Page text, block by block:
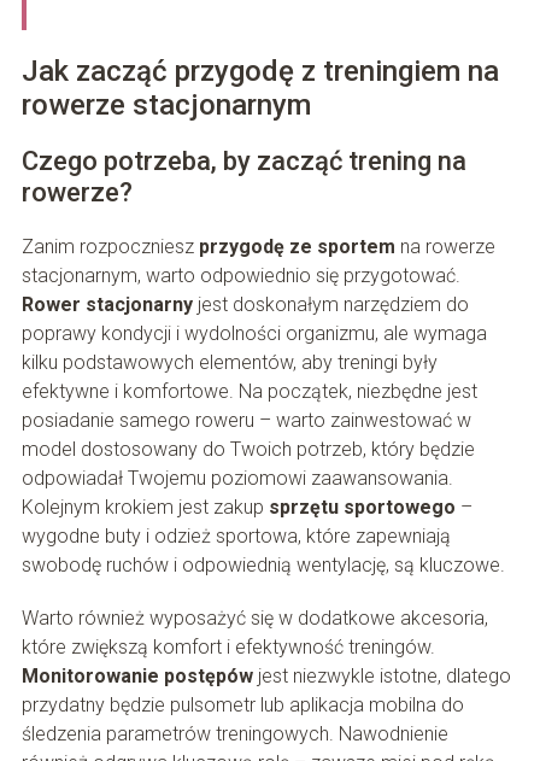
Jak zacząć przygodę z treningiem na
rowerze stacjonarnym
Czego potrzeba, by zacząć trening na
rowerze?
Zanim rozpoczniesz przygodę ze sportem na rowerze
stacjonarnym, warto odpowiednio się przygotować.
Rower stacjonarnyjest doskonałym narzędziem do
poprawy kondycji i wydolności organizmu, ale wymaga
kilku podstawowych elementów, aby treningi były
efektywne i komfortowe. Na początek, niezbędne jest
posiadanie samego roweru – warto zainwestować w
model dostosowany do Twoich potrzeb, który będzie
odpowiadał Twojemu poziomowi zaawansowania.
Kolejnym krokiem jest zakup sprzętu sportowego –
wygodne buty i odzież sportowa, które zapewniają
swobodę ruchów i odpowiednią wentylację, są kluczowe.
Warto również wyposażyć się w dodatkowe akcesoria,
które zwiększą komfort i efektywność treningów.
Monitorowanie postępówjest niezwykle istotne, dlatego
przydatny będzie pulsometr lub aplikacja mobilna do
śledzenia parametrów treningowych. Nawodnienie